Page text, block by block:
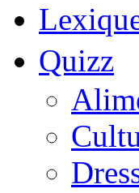
Quizz